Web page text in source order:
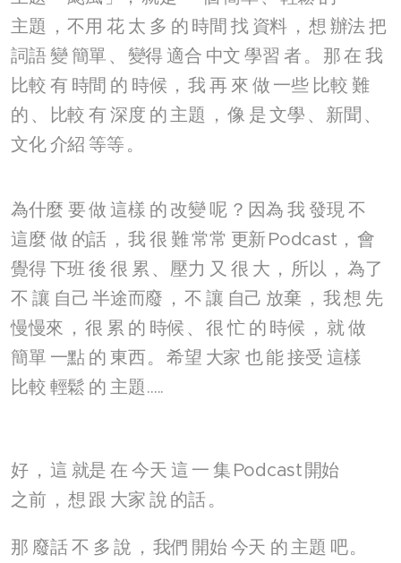
主題 ， 不用 花 太 多 的 時間 找 資料 ， 想 辦法把
詞語變 簡單 、 變得 適合 中文 學習 者 。 那在 我
比較 有 時間 的 時候 ， 我 再 來 做 一些 比較 難
的 、 比較 有 深度 的主題 ， 像 是文學 、 新聞 、
文化介紹 等等 。
為什麼 要做 這樣 的 改變 呢 ？ 因為 我 發現不
這麼 做 的話 ， 我 很 難常常 更新 Podcast， 會
覺得下班後 很 累 、 壓力 又 很 大 ， 所以 ， 為了
不 讓 自己 半途而廢 ， 不 讓 自己 放棄 ， 我想 先
慢慢來 ， 很 累 的 時候 、 很忙 的 時候 ， 就做
簡單 一點 的 東西。 希望 大家 也能接受 這樣
比較 輕鬆 的 主題.....
好 ， 這 就是 在 今天 這 一 集 Podcast開始
之前 ， 想 跟 大家 說 的話。
那 廢話不 多 說 ， 我們 開始今天 的主題 吧。